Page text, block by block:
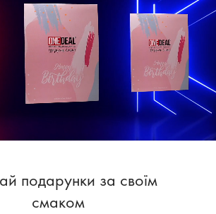
подарунки за своїм
смаком